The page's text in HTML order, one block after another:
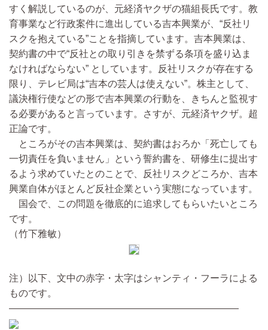
すく解説しているのが、元経済ヤクザの猫組長氏です。教
育事業など行政案件に進出している吉本興業が、“反社リ
スクを抱えている”ことを指摘しています。吉本興業は、
契約書の中で“反社との取り引きを禁ずる条項を盛り込ま
なければならない” としています。反社リスクが存在する
限り、テレビ局は“吉本の芸人は使えない”。株主として、
議決権行使などの形で吉本興業の行動を、きちんと監視す
る必要があると言っています。さすが、元経済ヤクザ。超
正論です。
ところがその吉本興業は、契約書はおろか「死亡しても
一切責任を負いません」という誓約書を、研修生に提出す
るよう求めていたとのことで、反社リスクどころか、吉本
興業自体がほとんど反社企業という実態になっています。
国会で、この問題を徹底的に追求してもらいたいところ
です。
（竹下雅敏）
注）以下、文中の赤字・太字はシャンティ・フーラによる
ものです。
————————————————————————